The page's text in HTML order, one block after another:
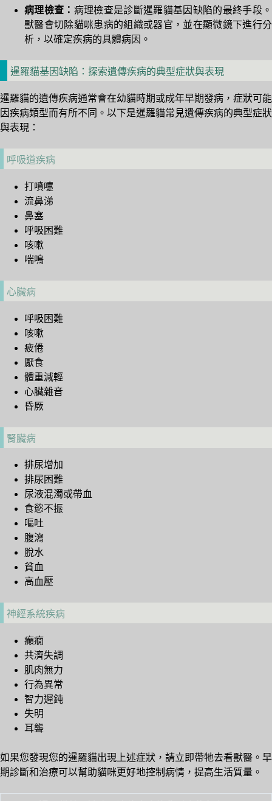
病理檢查： 病理檢查是診斷暹羅貓基因缺陷的最終手段。
獸醫會切除貓咪患病的組織或器官，並在顯微鏡下進行分
析，以確定疾病的具體病因。
暹羅貓基因缺陷：探索遺傳疾病的典型症狀與表現
暹羅貓的遺傳疾病通常會在幼貓時期或成年早期發病，症狀可能
因疾病類型而有所不同。以下是暹羅貓常見遺傳疾病的典型症狀
與表現：
呼吸道疾病
打噴嚏
流鼻涕
鼻塞
呼吸困難
咳嗽
喘鳴
心臟病
呼吸困難
咳嗽
疲倦
厭食
體重減輕
心臟雜音
昏厥
腎臟病
排尿增加
排尿困難
尿液混濁或帶血
食慾不振
嘔吐
腹瀉
脫水
貧血
高血壓
神經系統疾病
癲癇
共濟失調
肌肉無力
行為異常
智力遲鈍
失明
耳聾
如果您發現您的暹羅貓出現上述症狀，請立即帶牠去看獸醫。早
期診斷和治療可以幫助貓咪更好地控制病情，提高生活質量。